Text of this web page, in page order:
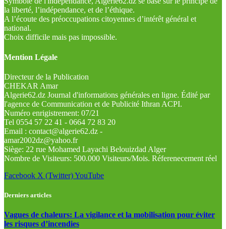
la liberté, l’indépendance, et de l’éthique.
A l’écoute des préoccupations citoyennes d’intérêt général et
national.
Choix difficile mais pas impossible.
Mention Légale
Directeur de la Publication
CHEKAR Amar
Algerie62.dz Journal d'informations générales en ligne. Édité par
l'agence de Communication et de Publicité Ithran ACPI.
Numéro enrigistrement: 07/21
Tel 0554 57 22 41 - 0664 72 83 20
Email : contact@algerie62.dz -
amar2002dz@yahoo.fr
Siège: 22 rue Mohamed Layachi Belouizdad Alger
Nombre de Visiteurs: 500.000 Visiteurs/Mois. Réferenecement réel
Facebook X (Twitter)YouTube
Derniers articles
Vagues de chaleurs: La vigilance et la mobilisation pour éviter
les risques d’incendies